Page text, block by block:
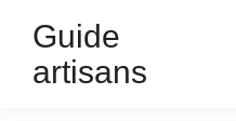
Guide
artisans